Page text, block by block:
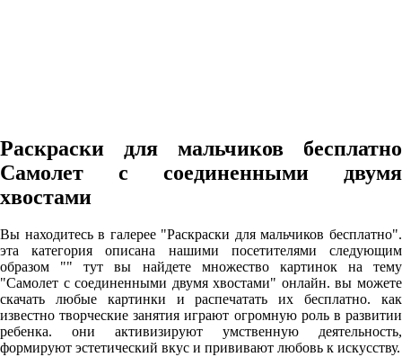
Раскраски для мальчиков бесплатно
Самолет с соединенными двумя
хвостами
Вы находитесь в галерее "Раскраски для мальчиков бесплатно".
эта категория описана нашими посетителями следующим
образом "" тут вы найдете множество картинок на тему
"Самолет с соединенными двумя хвостами" онлайн. вы можете
скачать любые картинки и распечатать их бесплатно. как
известно творческие занятия играют огромную роль в развитии
ребенка. они активизируют умственную деятельность,
формируют эстетический вкус и прививают любовь к искусству.